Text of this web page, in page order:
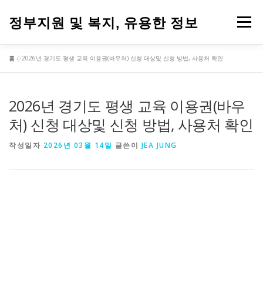
정부지원 및 복지, 유용한 정보 메뉴
홈 »2026년 경기도 평생 교육 이용권(바우처) 신청 대상및 신청 방법, 사용처 확인
2026년 경기도 평생 교육 이용권(바우
처) 신청 대상및 신청 방법, 사용처 확인
작성일자 2026년 03월 14일 글쓴이 JEA JUNG